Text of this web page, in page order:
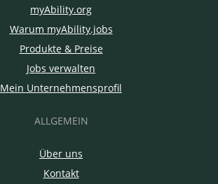
myAbility.org
Warum myAbility.jobs
Produkte & Preise
Jobs verwalten
Mein Unternehmensprofil
ALLGEMEIN
Über uns
Kontakt